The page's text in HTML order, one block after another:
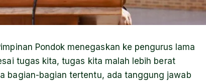
Pondok menegaskan ke pengurus lama
tugas kita, tugas kita malah lebih berat
bagian-bagian tertentu, ada tanggung jawab